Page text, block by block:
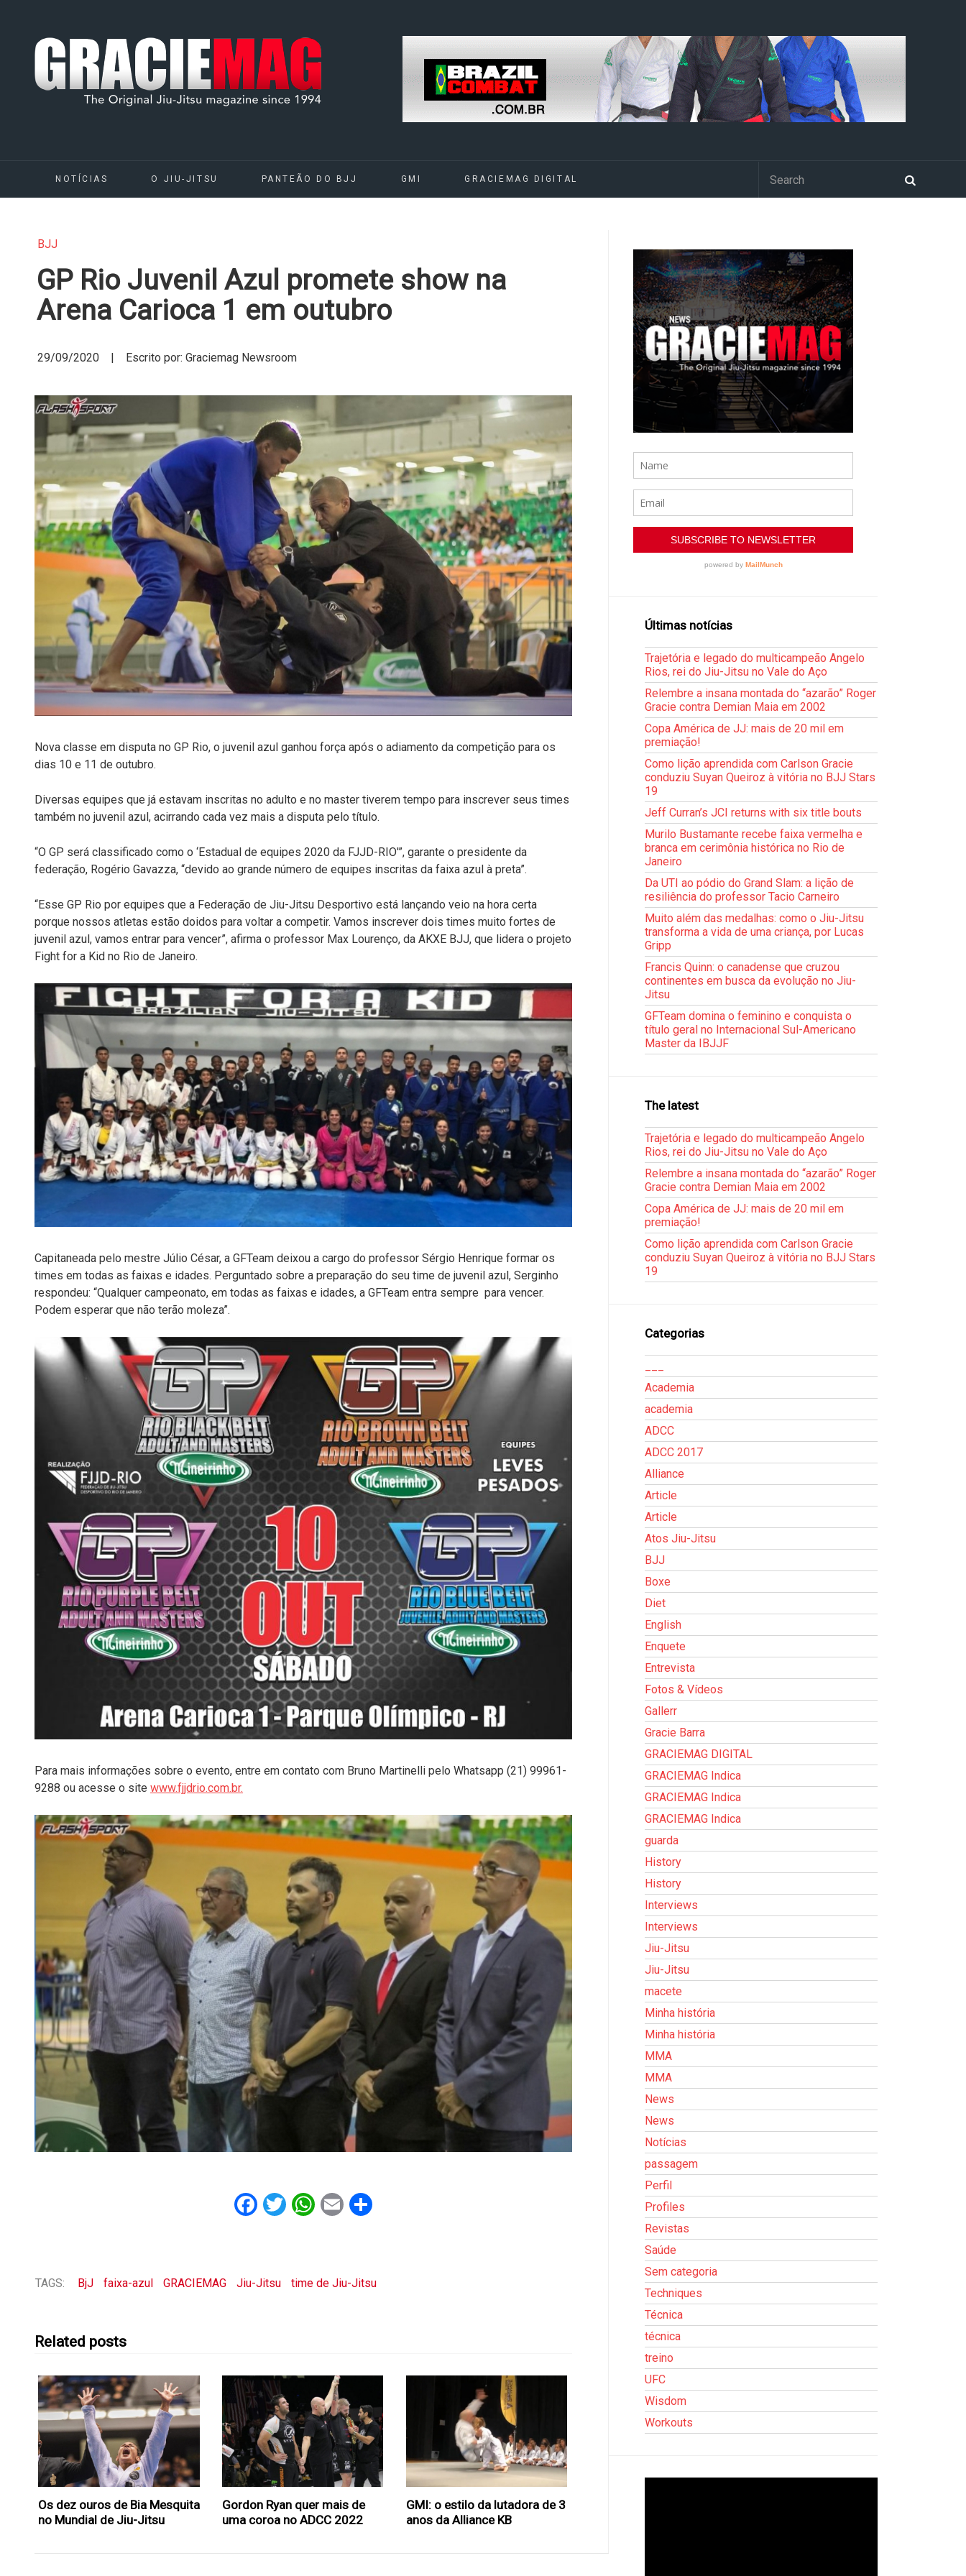
NOTÍCIAS O JIU-JITSU PANTEÃO DO BJJ GMI GRACIEMAG DIGITAL
BJJ
GP Rio Juvenil Azul promete show na
Arena Carioca 1 em outubro
29/09/2020 | Escrito por: Graciemag Newsroom
Nova classe em disputa no GP Rio, o juvenil azul ganhou força após o adiamento da competição para os
dias 10 e 11 de outubro.
Diversas equipes que já estavam inscritas no adulto e no master tiverem tempo para inscrever seus times
também no juvenil azul, acirrando cada vez mais a disputa pelo título.
“O GP será classificado como o ‘Estadual de equipes 2020 da FJJD-RIO'”, garante o presidente da
federação, Rogério Gavazza, “devido ao grande número de equipes inscritas da faixa azul à preta”.
“Esse GP Rio por equipes que a Federação de Jiu-Jitsu Desportivo está lançando veio na hora certa
porque nossos atletas estão doidos para voltar a competir. Vamos inscrever dois times muito fortes de
juvenil azul, vamos entrar para vencer”, afirma o professor Max Lourenço, da AKXE BJJ, que lidera o projeto
Fight for a Kid no Rio de Janeiro.
Capitaneada pelo mestre Júlio César, a GFTeam deixou a cargo do professor Sérgio Henrique formar os
times em todas as faixas e idades. Perguntado sobre a preparação do seu time de juvenil azul, Serginho
respondeu: “Qualquer campeonato, em todas as faixas e idades, a GFTeam entra sempre para vencer.
Podem esperar que não terão moleza”.
Para mais informações sobre o evento, entre em contato com Bruno Martinelli pelo Whatsapp (21) 99961-
9288 ou acesse o site www.fjjdrio.com.br.
Facebook
Twitter
WhatsApp
EmailShare
TAGS: BjJ faixa-azul GRACIEMAG Jiu-Jitsu time de Jiu-Jitsu
Related posts
Os dez ouros de Bia Mesquita
no Mundial de Jiu-Jitsu
Gordon Ryan quer mais de
uma coroa no ADCC 2022
GMI: o estilo da lutadora de 3
anos da Alliance KB
Últimas notícias
Trajetória e legado do multicampeão Angelo
Rios, rei do Jiu-Jitsu no Vale do Aço
Relembre a insana montada do “azarão” Roger
Gracie contra Demian Maia em 2002
Copa América de JJ: mais de 20 mil em
premiação!
Como lição aprendida com Carlson Gracie
conduziu Suyan Queiroz à vitória no BJJ Stars
19
Jeff Curran’s JCI returns with six title bouts
Murilo Bustamante recebe faixa vermelha e
branca em cerimônia histórica no Rio de
Janeiro
Da UTI ao pódio do Grand Slam: a lição de
resiliência do professor Tacio Carneiro
Muito além das medalhas: como o Jiu-Jitsu
transforma a vida de uma criança, por Lucas
Gripp
Francis Quinn: o canadense que cruzou
continentes em busca da evolução no Jiu-
Jitsu
GFTeam domina o feminino e conquista o
título geral no Internacional Sul-Americano
Master da IBJJF
The latest
Trajetória e legado do multicampeão Angelo
Rios, rei do Jiu-Jitsu no Vale do Aço
Relembre a insana montada do “azarão” Roger
Gracie contra Demian Maia em 2002
Copa América de JJ: mais de 20 mil em
premiação!
Como lição aprendida com Carlson Gracie
conduziu Suyan Queiroz à vitória no BJJ Stars
19
Categorias
Academia
academia
ADCC
ADCC 2017
Alliance
Article
Article
Atos Jiu-Jitsu
BJJ
Boxe
Diet
English
Enquete
Entrevista
Fotos & Vídeos
Gallerr
Gracie Barra
GRACIEMAG DIGITAL
GRACIEMAG Indica
GRACIEMAG Indica
GRACIEMAG Indica
guarda
History
History
Interviews
Interviews
Jiu-Jitsu
Jiu-Jitsu
macete
Minha história
Minha história
MMA
MMA
News
News
Notícias
passagem
Perfil
Profiles
Revistas
Saúde
Sem categoria
Techniques
Técnica
técnica
treino
UFC
Wisdom
Workouts